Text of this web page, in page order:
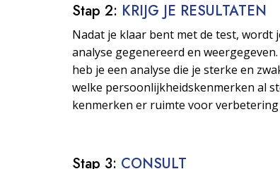
Stap 2: KRIJG JE RESULTATEN
Nadat je klaar bent met de test,
analyse gegenereerd en
heb je een analyse die je sterke en
welke persoonlijkheids­kenmerken al
kenmerken er ruimte voor verbetering
Stap 3: CONSULT